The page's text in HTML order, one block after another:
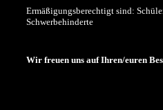
Ermäßigungsberechtigt sind:
Schwerbehinderte
Wir freuen uns auf Ihren/euren